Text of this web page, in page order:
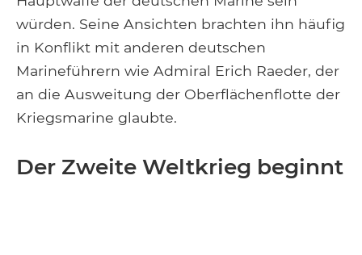
würden. Seine Ansichten brachten ihn häufig
in Konflikt mit anderen deutschen
Marineführern wie Admiral Erich Raeder, der
an die Ausweitung der Oberflächenflotte der
Kriegsmarine glaubte.
Der Zweite Weltkrieg beginnt